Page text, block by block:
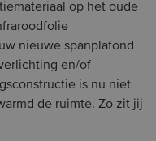
op het oude
nieuwe spanplafond
en/of
is nu niet
de ruimte. Zo zit jij